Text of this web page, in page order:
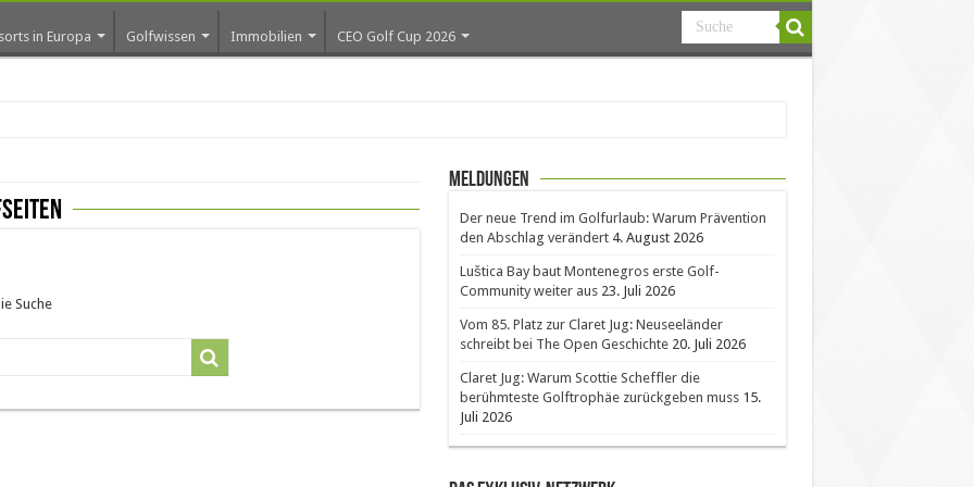
in Europa Golfwissen Immobilien CEO Golf Cup 2026
Suche
Meldungen
Der neue Trend im Golfurlaub: Warum Prävention
den Abschlag verändert 4. August 2026
Luštica Bay baut Montenegros erste Golf-
Community weiter aus 23. Juli 2026
Vom 85. Platz zur Claret Jug: Neuseeländer
schreibt bei The Open Geschichte 20. Juli 2026
Claret Jug: Warum Scottie Scheffler die
berühmteste Golftrophäe zurückgeben muss 15.
Juli 2026